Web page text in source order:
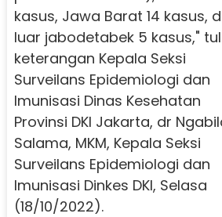
kasus, Jawa Barat 14 kasus,
luar jabodetabek 5 kasus,"
keterangan Kepala Seksi
Surveilans Epidemiologi dan
Imunisasi Dinas Kesehatan
Provinsi DKI Jakarta, dr
Salama, MKM, Kepala Seksi
Surveilans Epidemiologi dan
Imunisasi Dinkes DKI, Selasa
(18/10/2022).